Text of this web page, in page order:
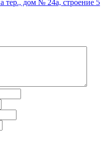
тер., дом № 24а, строение 5